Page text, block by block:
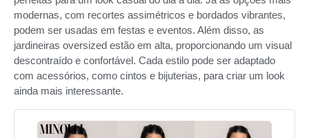
modernas, com recortes assimétricos e bordados vibrantes,
podem ser usadas em festas e eventos. Além disso, as
jardineiras oversized estão em alta, proporcionando um visual
descontraído e confortável. Cada estilo pode ser adaptado
com acessórios, como cintos e bijuterias, para criar um look
ainda mais interessante.